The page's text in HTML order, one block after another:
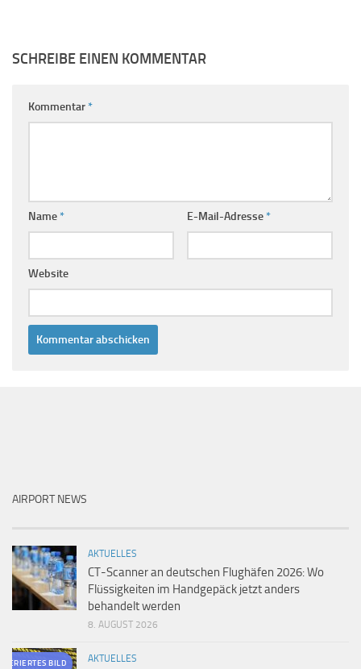
SCHREIBE EINEN KOMMENTAR
Kommentar*
Name* E-Mail-Adresse*
Website
AIRPORT NEWS
AKTUELLES
CT-Scanner an deutschen Flughäfen 2026: Wo
Flüssigkeiten im Handgepäck jetzt anders
behandelt werden
8. AUGUST 2026
BILD AKTUELLES